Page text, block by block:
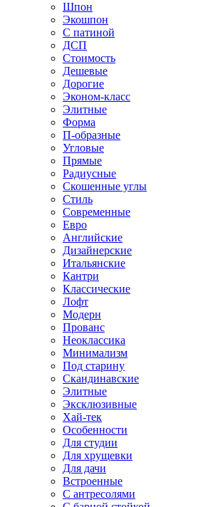
Шпон
Экошпон
С патиной
ДСП
Стоимость
Дешевые
Дорогие
Эконом-класс
Элитные
Форма
П-образные
Угловые
Прямые
Радиусные
Скошенные углы
Стиль
Современные
Евро
Английские
Дизайнерские
Итальянские
Кантри
Классические
Лофт
Модерн
Прованс
Неоклассика
Минимализм
Под старину
Скандинавские
Элитные
Эксклюзивные
Хай-тек
Особенности
Для студии
Для хрущевки
Для дачи
Встроенные
С антресолями